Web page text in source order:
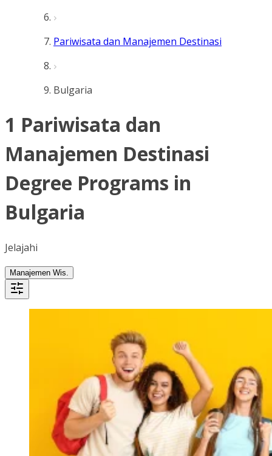
Pariwisata dan Manajemen Destinasi
Bulgaria
1 Pariwisata dan
Manajemen Destinasi
Degree Programs in
Bulgaria
Jelajahi
Manajemen Wis.